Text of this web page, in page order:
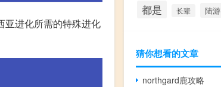
亚进化所需的特殊进化
都是 长辈 陆游
猜你想看的文章
northgard鹿攻略